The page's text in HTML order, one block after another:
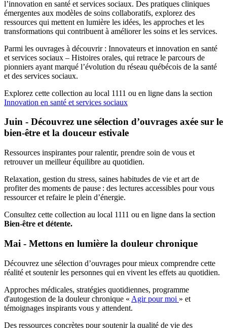
l’innovation en santé et services sociaux. Des pratiques cliniques
émergentes aux modèles de soins collaboratifs, explorez des
ressources qui mettent en lumière les idées, les approches et les
transformations qui contribuent à améliorer les soins et les services.
Parmi les ouvrages à découvrir : Innovateurs et innovation en santé
et services sociaux – Histoires orales, qui retrace le parcours de
pionniers ayant marqué l’évolution du réseau québécois de la santé
et des services sociaux.
Explorez cette collection au local 1111 ou en ligne dans la section
Innovation en santé et services sociaux
Juin - Découvrez une sélection d’ouvrages axée sur le
bien-être et la douceur estivale
Ressources inspirantes pour ralentir, prendre soin de vous et
retrouver un meilleur équilibre au quotidien.
Relaxation, gestion du stress, saines habitudes de vie et art de
profiter des moments de pause : des lectures accessibles pour vous
ressourcer et refaire le plein d’énergie.
Consultez cette collection au local 1111 ou en ligne dans la section
Bien-être et détente.
Mai - Mettons en lumière la douleur chronique
Découvrez une sélection d’ouvrages pour mieux comprendre cette
réalité et soutenir les personnes qui en vivent les effets au quotidien.
Approches médicales, stratégies quotidiennes, programme
d'autogestion de la douleur chronique « Agir pour moi » et
témoignages inspirants vous y attendent.
Des ressources concrètes pour soutenir la qualité de vie des